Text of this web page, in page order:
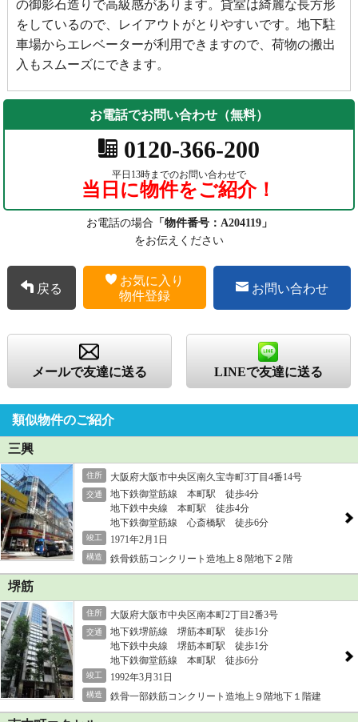
の御影石造りで高級感があります。貸室は綺麗な長方形
をしているので、レイアウトがとりやすいです。地下駐
車場からエレベーターが利用できますので、荷物の搬出
入もスムーズにできます。
お電話でお問い合わせ（無料）
0120-366-200
平日13時までのお問い合わせで
当日に物件をご紹介！
お電話の場合 「物件番号：A204119」
をお伝えください
戻る
お気に入り
物件登録
お問い合わせ
メールで友達に送る LINEで友達に送る
類似物件のご紹介
三興
住所 大阪府大阪市中央区南久宝寺町3丁目4番14号
交通
地下鉄御堂筋線 本町駅 徒歩4分
地下鉄中央線 本町駅 徒歩4分
地下鉄御堂筋線 心斎橋駅 徒歩6分
竣工 1971年2月1日
構造 鉄骨鉄筋コンクリート造地上８階地下２階
堺筋
住所 大阪府大阪市中央区南本町2丁目2番3号
交通
地下鉄堺筋線 堺筋本町駅 徒歩1分
地下鉄中央線 堺筋本町駅 徒歩1分
地下鉄御堂筋線 本町駅 徒歩6分
竣工 1992年3月31日
構造 鉄骨一部鉄筋コンクリート造地上９階地下１階建